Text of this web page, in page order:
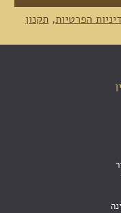
הפרטיות, תקנון